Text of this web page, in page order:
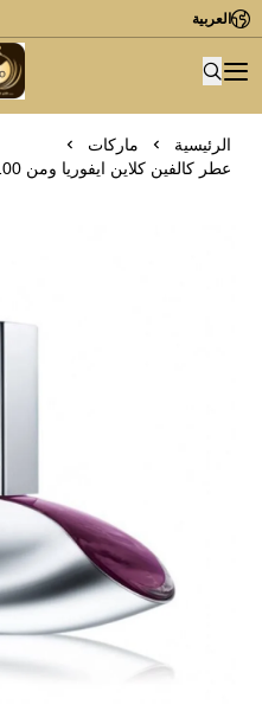
العربية
الرئيسية
ماركات
عطر كالفين كلاين ايفوريا ومن 100 مل Euphoria Calvin Klein